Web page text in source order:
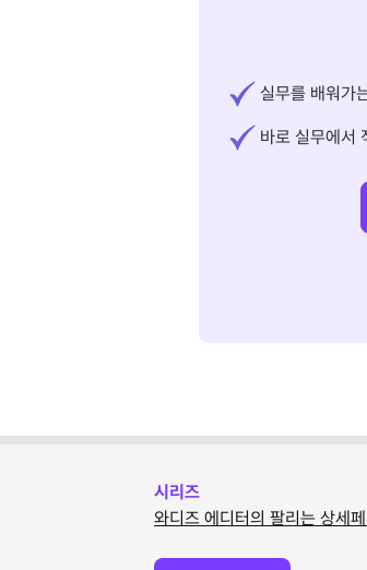
실무를 배워가
바로 실무에서
시리즈
와디즈 에디터의 팔리는 상세